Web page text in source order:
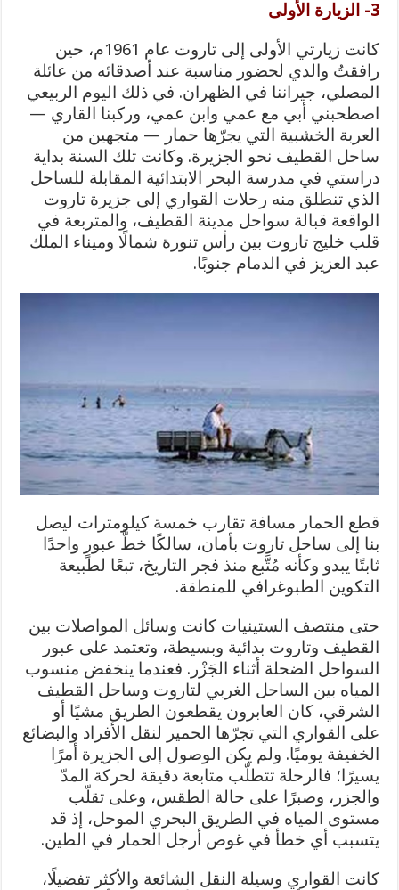
3- الزيارة الأولى
كانت زيارتي الأولى إلى تاروت عام 1961م، حين
رافقتُ والدي لحضور مناسبة عند أصدقائه من عائلة
المصلي، جيراننا في الظهران. في ذلك اليوم الربيعي
اصطحبني أبي مع عمي وابن عمي، وركبنا القاري —
العربة الخشبية التي يجرّها حمار — متجهين من
ساحل القطيف نحو الجزيرة. وكانت تلك السنة بداية
دراستي في مدرسة البحر الابتدائية المقابلة للساحل
الذي تنطلق منه رحلات القواري إلى جزيرة تاروت
الواقعة قبالة سواحل مدينة القطيف، والمتربعة في
قلب خليج تاروت بين رأس تنورة شمالًا وميناء الملك
عبد العزيز في الدمام جنوبًا.
قطع الحمار مسافة تقارب خمسة كيلومترات ليصل
بنا إلى ساحل تاروت بأمان، سالكًا خطَّ عبورٍ واحدًا
ثابتًا يبدو وكأنه مُتَّبع منذ فجر التاريخ، تبعًا لطبيعة
التكوين الطبوغرافي للمنطقة.
حتى منتصف الستينيات كانت وسائل المواصلات بين
القطيف وتاروت بدائية وبسيطة، وتعتمد على عبور
السواحل الضحلة أثناء الجَزْر. فعندما ينخفض منسوب
المياه بين الساحل الغربي لتاروت وساحل القطيف
الشرقي، كان العابرون يقطعون الطريق مشيًا أو
على القواري التي تجرّها الحمير لنقل الأفراد والبضائع
الخفيفة يوميًا. ولم يكن الوصول إلى الجزيرة أمرًا
يسيرًا؛ فالرحلة تتطلّب متابعة دقيقة لحركة المدّ
والجزر، وصبرًا على حالة الطقس، وعلى تقلّب
مستوى المياه في الطريق البحري الموحل، إذ قد
يتسبب أي خطأ في غوص أرجل الحمار في الطين.
كانت القواري وسيلة النقل الشائعة والأكثر تفضيلًا،